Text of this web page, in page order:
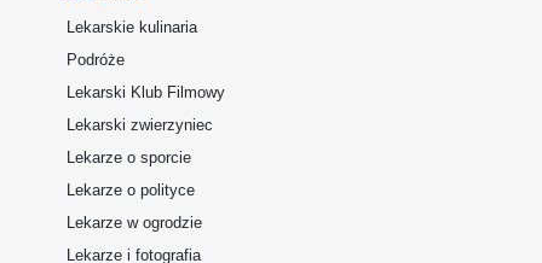
Lekarskie kulinaria
Podróże
Lekarski Klub Filmowy
Lekarski zwierzyniec
Lekarze o sporcie
Lekarze o polityce
Lekarze w ogrodzie
Lekarze i fotografia